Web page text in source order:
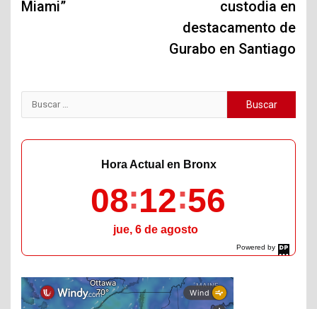
Miami”
custodia en
destacamento de
Gurabo en Santiago
Buscar:
Powered by
DaysPedia.com
Hora Actual en Bronx
08 12 57
jue, 6 de agosto